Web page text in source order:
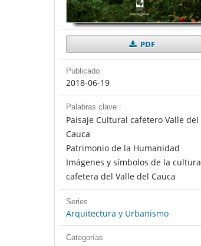
PDF
Publicado
2018-06-19
Palabras clave :
Paisaje Cultural cafetero Valle del
Cauca
Patrimonio de la Humanidad
Imágenes y símbolos de la cultura
cafetera del Valle del Cauca
Series
Arquitectura y Urbanismo
Categorías